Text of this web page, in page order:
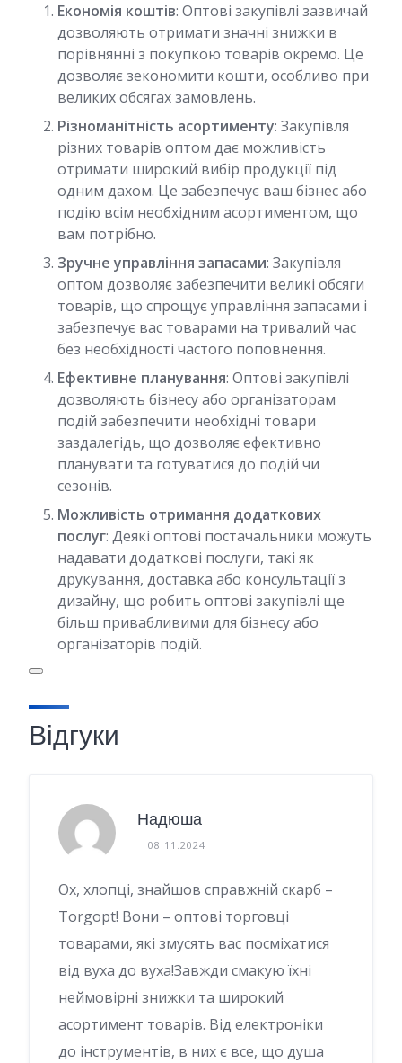
Економія коштів: Оптові закупівлі зазвичай
дозволяють отримати значні знижки в
порівнянні з покупкою товарів окремо. Це
дозволяє зекономити кошти, особливо при
великих обсягах замовлень.
Різноманітність асортименту: Закупівля
різних товарів оптом дає можливість
отримати широкий вибір продукції під
одним дахом. Це забезпечує ваш бізнес або
подію всім необхідним асортиментом, що
вам потрібно.
Зручне управління запасами: Закупівля
оптом дозволяє забезпечити великі обсяги
товарів, що спрощує управління запасами і
забезпечує вас товарами на тривалий час
без необхідності частого поповнення.
Ефективне планування: Оптові закупівлі
дозволяють бізнесу або організаторам
подій забезпечити необхідні товари
заздалегідь, що дозволяє ефективно
планувати та готуватися до подій чи
сезонів.
Можливість отримання додаткових
послуг: Деякі оптові постачальники можуть
надавати додаткові послуги, такі як
друкування, доставка або консультації з
дизайну, що робить оптові закупівлі ще
більш привабливими для бізнесу або
організаторів подій.
Відгуки
Надюша
08.11.2024
Ох, хлопці, знайшов справжній скарб –
Torgopt! Вони – оптові торговці
товарами, які змусять вас посміхатися
від вуха до вуха!Завжди смакую їхні
неймовірні знижки та широкий
асортимент товарів. Від електроніки
до інструментів, в них є все, що душа